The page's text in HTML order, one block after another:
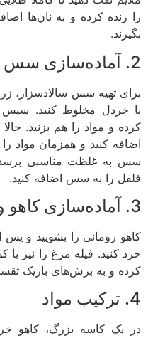
کرده و به نان‌ها اضافه
تهیه سس سالادسزار، زرده
مخلوط کنید. سپس
و مواد را هم بزنید. حالا
کنید و همزمان مواد را با
غلظت مناسبی برسد. در
را به سس اضافه کنید.
رومانی را بشویید و پس
کنید. فیله مرغ را نیز با
و به برش‌های باریک تقسیم
کاسه بزرگ، کاهو